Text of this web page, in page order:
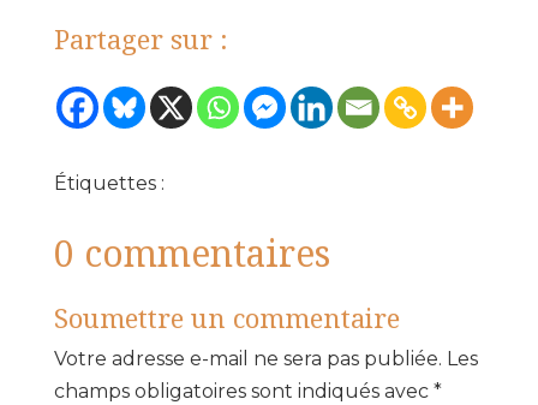
Partager sur :
Étiquettes :
0 commentaires
Soumettre un commentaire
Votre adresse e-mail ne sera pas publiée. Les
champs obligatoires sont indiqués avec *